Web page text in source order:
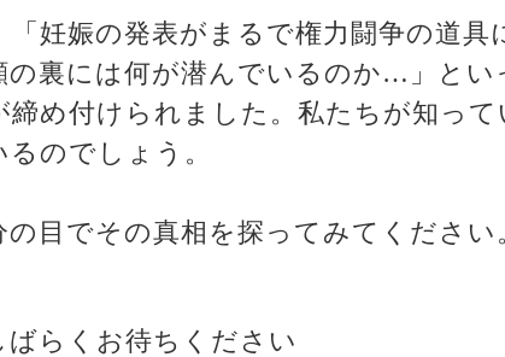
妊娠の発表がまるで権力闘争の道
の裏には何が潜んでいるのか…」とい
締め付けられました。私たちが知っ
のでしょう。
目でその真相を探ってみてくださ
らくお待ちください